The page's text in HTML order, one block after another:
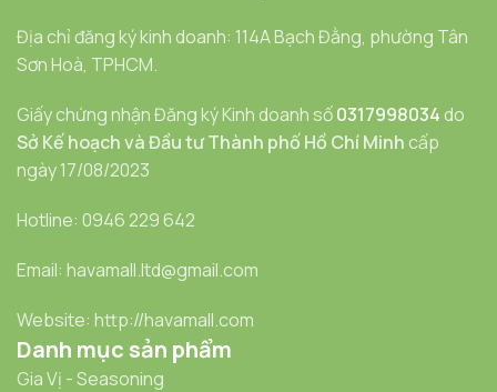
Địa chỉ đăng ký kinh doanh: 114A Bạch Đằng, phường Tân
Sơn Hoà, TPHCM.
Giấy chứng nhận Đăng ký Kinh doanh số0317998034 do
Sở Kế hoạch và Đầu tư Thành phố Hồ Chí Minh cấp
ngày 17/08/2023
Hotline: 0946 229 642
Email: havamall.ltd@gmail.com
Website: http://havamall.com
Danh mục sản phẩm
Gia Vị - Seasoning